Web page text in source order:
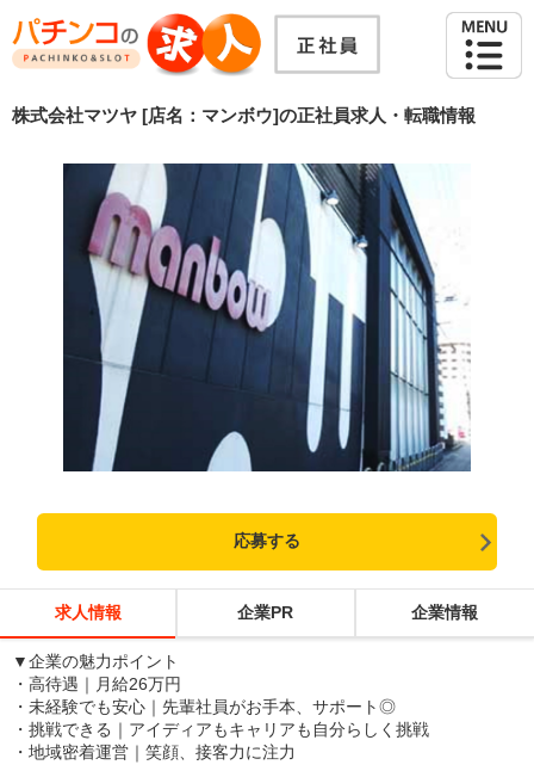
株式会社マツヤ [店名：マンボウ]の正社員求人・転職情報
応募する
求人情報 企業PR 企業情報
▼企業の魅力ポイント
・高待遇｜月給26万円
・未経験でも安心｜先輩社員がお手本、サポート◎
・挑戦できる｜アイディアもキャリアも自分らしく挑戦
・地域密着運営｜笑顔、接客力に注力